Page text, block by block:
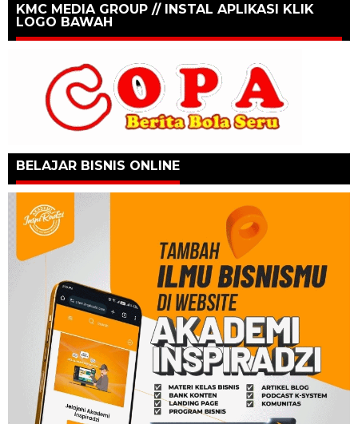
KMC MEDIA GROUP // INSTAL APLIKASI KLIK
LOGO BAWAH
BELAJAR BISNIS ONLINE